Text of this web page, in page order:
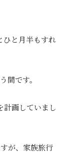
ひと月半もすれ
間です。
計画していまし
が、家族旅行